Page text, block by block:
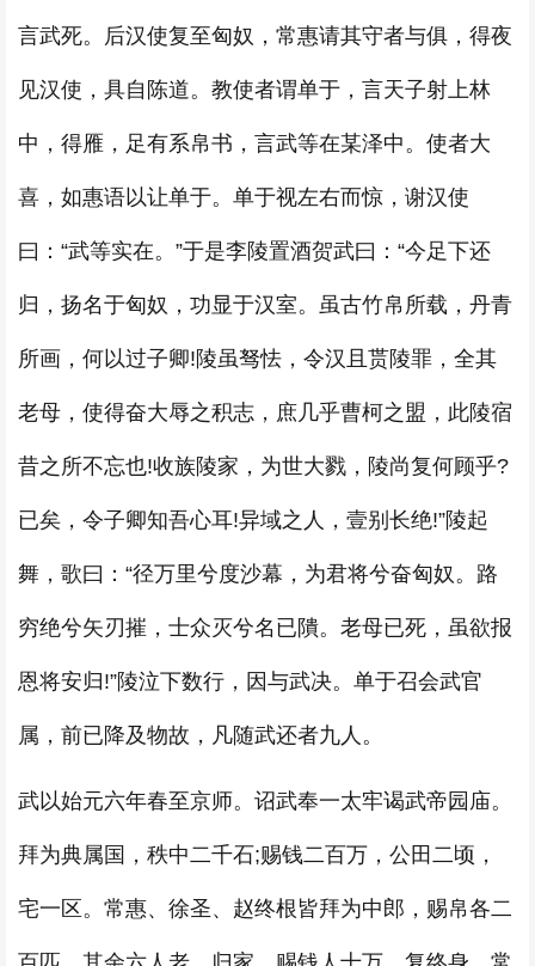
言武死。后汉使复至匈奴，常惠请其守者与俱，得夜
见汉使，具自陈道。教使者谓单于，言天子射上林
中，得雁，足有系帛书，言武等在某泽中。使者大
喜，如惠语以让单于。单于视左右而惊，谢汉使
曰：“武等实在。”于是李陵置酒贺武曰：“今足下还
归，扬名于匈奴，功显于汉室。虽古竹帛所载，丹青
所画，何以过子卿!陵虽驽怯，令汉且贳陵罪，全其
老母，使得奋大辱之积志，庶几乎曹柯之盟，此陵宿
昔之所不忘也!收族陵家，为世大戮，陵尚复何顾乎?
已矣，令子卿知吾心耳!异域之人，壹别长绝!”陵起
舞，歌曰：“径万里兮度沙幕，为君将兮奋匈奴。路
穷绝兮矢刃摧，士众灭兮名已隤。老母已死，虽欲报
恩将安归!”陵泣下数行，因与武决。单于召会武官
属，前已降及物故，凡随武还者九人。
武以始元六年春至京师。诏武奉一太牢谒武帝园庙。
拜为典属国，秩中二千石;赐钱二百万，公田二顷，
宅一区。常惠、徐圣、赵终根皆拜为中郎，赐帛各二